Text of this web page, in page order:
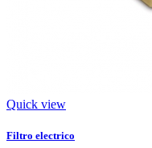
Quick view
Filtro electrico